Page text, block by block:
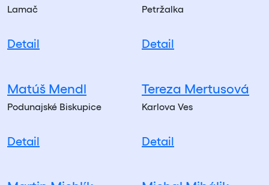
Lamač
Detail
Petržalka
Detail
Matúš Mendl
Podunajské Biskupice
Detail
Tereza Mertusová
Karlova Ves
Detail